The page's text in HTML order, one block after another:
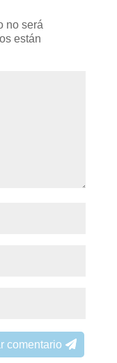
no será
están
comentario